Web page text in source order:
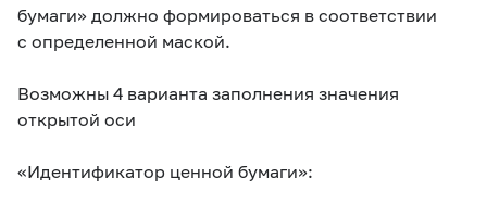
бумаги» должно формироваться в соответствии
с определенной маской.
Возможны 4 варианта заполнения значения
открытой оси
«Идентификатор ценной бумаги»: